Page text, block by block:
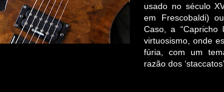
usado no século
em Frescobaldi)
Caso, a “Capricho
virtuosismo, onde
fúria, com um
razão dos